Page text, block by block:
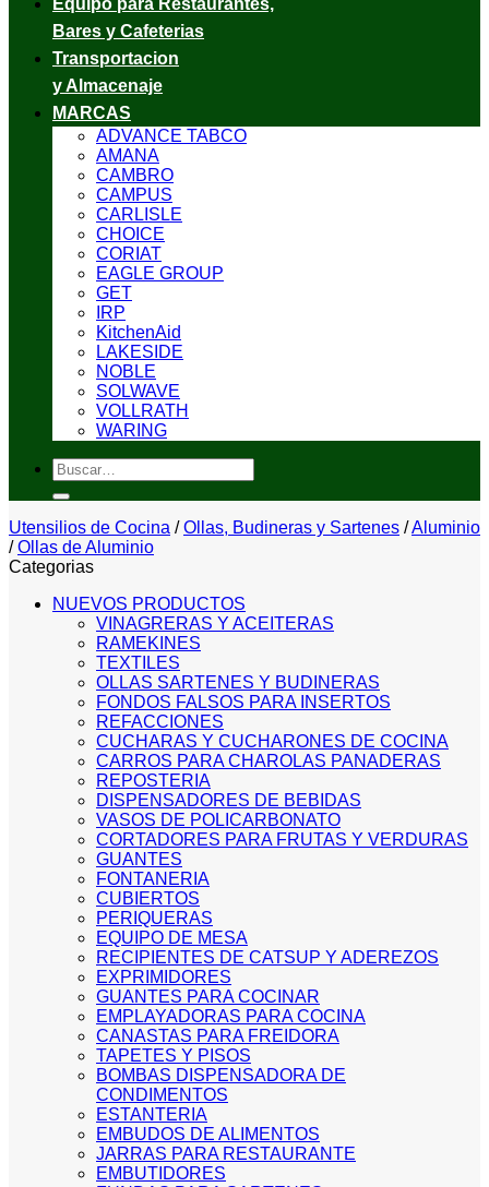
Equipo para Restaurantes,
Bares y Cafeterias
Transportacion
y Almacenaje
MARCAS
ADVANCE TABCO
AMANA
CAMBRO
CAMPUS
CARLISLE
CHOICE
CORIAT
EAGLE GROUP
GET
IRP
KitchenAid
LAKESIDE
NOBLE
SOLWAVE
VOLLRATH
WARING
Buscar
por:
Utensilios de Cocina / Ollas, Budineras y Sartenes /Aluminio
/ Ollas de Aluminio
Categorias
NUEVOS PRODUCTOS
VINAGRERAS Y ACEITERAS
RAMEKINES
TEXTILES
OLLAS SARTENES Y BUDINERAS
FONDOS FALSOS PARA INSERTOS
REFACCIONES
CUCHARAS Y CUCHARONES DE COCINA
CARROS PARA CHAROLAS PANADERAS
REPOSTERIA
DISPENSADORES DE BEBIDAS
VASOS DE POLICARBONATO
CORTADORES PARA FRUTAS Y VERDURAS
GUANTES
FONTANERIA
CUBIERTOS
PERIQUERAS
EQUIPO DE MESA
RECIPIENTES DE CATSUP Y ADEREZOS
EXPRIMIDORES
GUANTES PARA COCINAR
EMPLAYADORAS PARA COCINA
CANASTAS PARA FREIDORA
TAPETES Y PISOS
BOMBAS DISPENSADORA DE
CONDIMENTOS
ESTANTERIA
EMBUDOS DE ALIMENTOS
JARRAS PARA RESTAURANTE
EMBUTIDORES